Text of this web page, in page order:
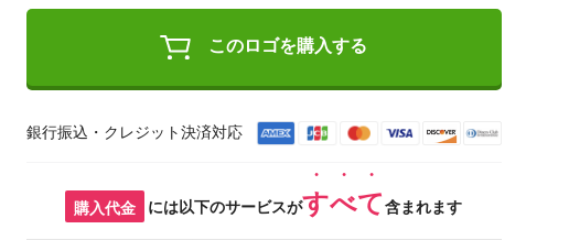
このロゴを購入する
銀行振込・クレジット決済対応
購入代金 には以下のサービスがすべて含まれます